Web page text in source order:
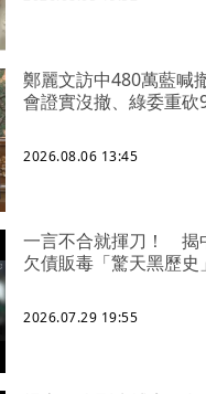
鄭麗文訪中480萬藍
會證實沒撤、綠委重砍
2026.08.06 13:45
一言不合就揮刀！ 揭
欠債販毒「驚天黑歷史」
2026.07.29 19:55